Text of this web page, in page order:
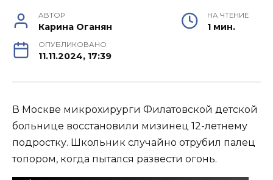
АВТОР
Карина Оганян
НА ЧТЕНИЕ
1 мин.
ОПУБЛИКОВАНО
11.11.2024, 17:39
В Москве микрохирурги Филатовской детской
больнице восстановили мизинец 12-летнему
подростку. Школьник случайно отрубил палец
топором, когда пытался развести огонь.